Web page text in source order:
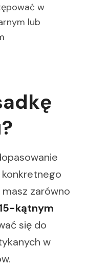
w
lub
zarówno
kątnym
się do
w